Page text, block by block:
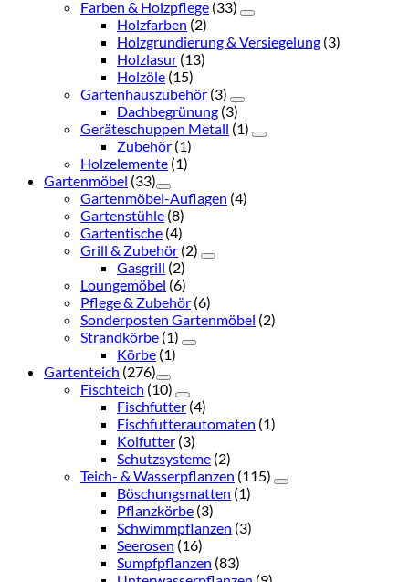
Farben & Holzpflege (33)
Holzfarben (2)
Holzgrundierung & Versiegelung (3)
Holzlasur (13)
Holzöle (15)
Gartenhauszubehör (3)
Dachbegrünung (3)
Geräteschuppen Metall (1)
Zubehör (1)
Holzelemente (1)
Gartenmöbel (33)
Gartenmöbel-Auflagen (4)
Gartenstühle (8)
Gartentische (4)
Grill & Zubehör (2)
Gasgrill (2)
Loungemöbel (6)
Pflege & Zubehör (6)
Sonderposten Gartenmöbel (2)
Strandkörbe (1)
Körbe (1)
Gartenteich (276)
Fischteich (10)
Fischfutter (4)
Fischfutterautomaten (1)
Koifutter (3)
Schutzsysteme (2)
Teich- & Wasserpflanzen (115)
Böschungsmatten (1)
Pflanzkörbe (3)
Schwimmpflanzen (3)
Seerosen (16)
Sumpfpflanzen (83)